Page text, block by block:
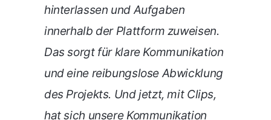
hinterlassen und Aufgaben
innerhalb der Plattform zuweisen.
Das sorgt für klare Kommunikation
und eine reibungslose Abwicklung
des Projekts. Und jetzt, mit Clips,
hat sich unsere Kommunikation